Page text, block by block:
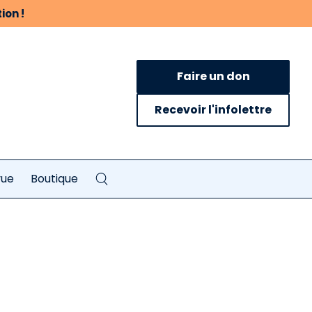
!
Faire un don
Recevoir l'infolettre
Boutique